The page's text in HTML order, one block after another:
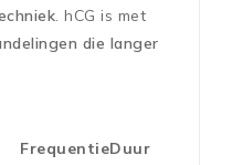
. hCG is met
die langer
FrequentieDuur